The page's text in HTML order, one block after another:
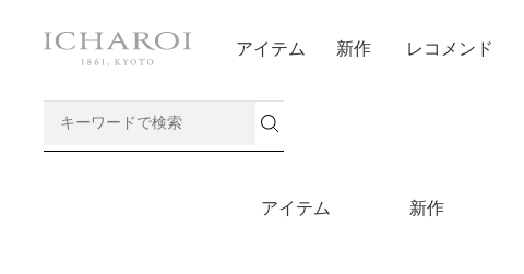
アイテム 新作
アイテム 新作 レコメンド